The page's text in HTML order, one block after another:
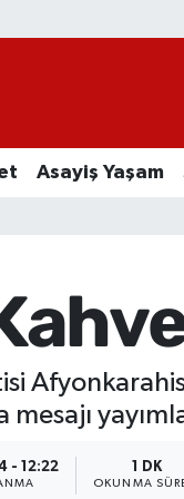
Asayiş Yaşam
- 12:22 1 DK
OKUNMA